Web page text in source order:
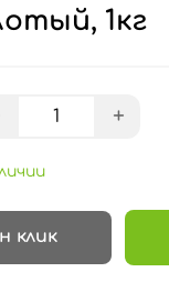
1кг
+
клик